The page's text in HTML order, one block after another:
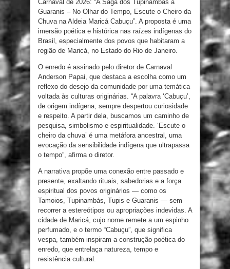
Carnaval de 2026: “A Saga dos Tupinambás a
Guaranis – No Olhar do Tempo, Escute o Cheiro da
Chuva na Aldeia Maricá Cabuçu”. A proposta é uma
imersão poética e histórica nas raízes indígenas do
Brasil, especialmente dos povos que habitaram a
região de Maricá, no Estado do Rio de Janeiro.
O enredo é assinado pelo diretor de Carnaval
Anderson Papai, que destaca a escolha como um
reflexo do desejo da comunidade por uma temática
voltada às culturas originárias. “A palavra ‘Cabuçu’,
de origem indígena, sempre despertou curiosidade
e respeito. A partir dela, buscamos um caminho de
pesquisa, simbolismo e espiritualidade. ‘Escute o
cheiro da chuva’ é uma metáfora ancestral, uma
evocação da sensibilidade indígena que ultrapassa
o tempo”, afirma o diretor.
A narrativa propõe uma conexão entre passado e
presente, exaltando rituais, sabedorias e a força
espiritual dos povos originários — como os
Tamoios, Tupinambás, Tupis e Guaranis — sem
recorrer a estereótipos ou apropriações indevidas. A
cidade de Maricá, cujo nome remete a um espinho
perfumado, e o termo “Cabuçu”, que significa
vespa, também inspiram a construção poética do
enredo, que entrelaça natureza, tempo e
resistência cultural.